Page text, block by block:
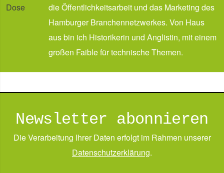
die Öffentlichkeitsarbeit und das Marketing des
Hamburger Branchennetzwerkes. Von Haus
aus bin ich Historikerin und Anglistin, mit einem
großen Faible für technische Themen.
Newsletter abonnieren
Die Verarbeitung Ihrer Daten erfolgt im Rahmen unserer
Daten­schutz­erklärung.